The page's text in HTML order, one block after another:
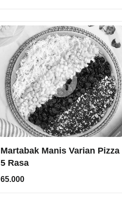
Martabak Manis Varian Pizza
5 Rasa
65.000